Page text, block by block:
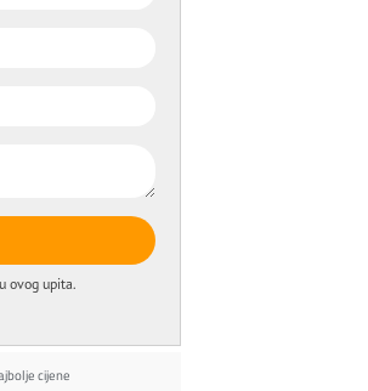
ovog upita.
cijene